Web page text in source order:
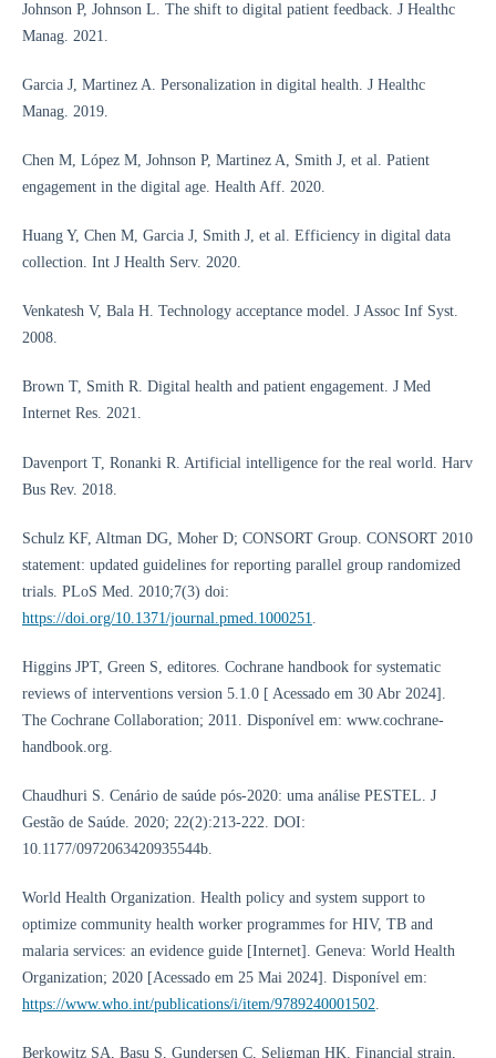
Johnson P, Johnson L. The shift to digital patient feedback. J Healthc
Manag. 2021.
Garcia J, Martinez A. Personalization in digital health. J Healthc
Manag. 2019.
Chen M, López M, Johnson P, Martinez A, Smith J, et al. Patient
engagement in the digital age. Health Aff. 2020.
Huang Y, Chen M, Garcia J, Smith J, et al. Efficiency in digital data
collection. Int J Health Serv. 2020.
Venkatesh V, Bala H. Technology acceptance model. J Assoc Inf Syst.
2008.
Brown T, Smith R. Digital health and patient engagement. J Med
Internet Res. 2021.
Davenport T, Ronanki R. Artificial intelligence for the real world. Harv
Bus Rev. 2018.
Schulz KF, Altman DG, Moher D; CONSORT Group. CONSORT 2010
statement: updated guidelines for reporting parallel group randomized
trials. PLoS Med. 2010;7(3) doi:
https://doi.org/10.1371/journal.pmed.1000251
Higgins JPT, Green S, editores. Cochrane handbook for systematic
reviews of interventions version 5.1.0 [ Acessado em 30 Abr 2024].
The Cochrane Collaboration; 2011. Disponível em: www.cochrane-
handbook.org.
Chaudhuri S. Cenário de saúde pós-2020: uma análise PESTEL. J
Gestão de Saúde. 2020; 22(2):213-222. DOI:
10.1177/0972063420935544b.
World Health Organization. Health policy and system support to
optimize community health worker programmes for HIV, TB and
malaria services: an evidence guide [Internet]. Geneva: World Health
Organization; 2020 [Acessado em 25 Mai 2024]. Disponível em:
https://www.who.int/publications/i/item/9789240001502
Berkowitz SA, Basu S, Gundersen C, Seligman HK. Financial strain,